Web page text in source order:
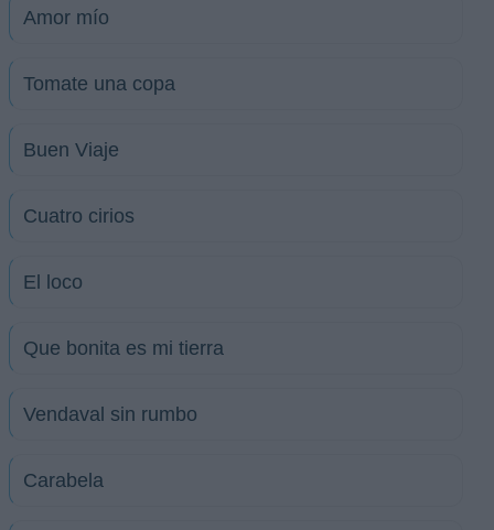
Amor mío
Tomate una copa
Buen Viaje
Cuatro cirios
El loco
Que bonita es mi tierra
Vendaval sin rumbo
Carabela